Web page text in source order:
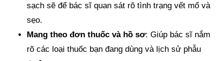
sạch sẽ để bác sĩ quan sát rõ tình trạng vết mổ và
sẹo.
Mang theo đơn thuốc và hồ sơ: Giúp bác sĩ nắm
rõ các loại thuốc bạn đang dùng và lịch sử phẫu